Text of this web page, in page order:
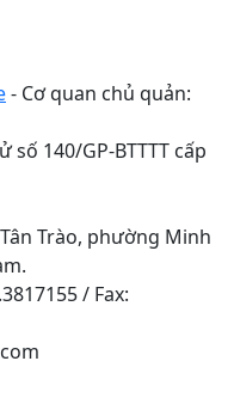
- Cơ quan chủ quản:
140/GP-BTTTT cấp
Trào, phường Minh
/ Fax: